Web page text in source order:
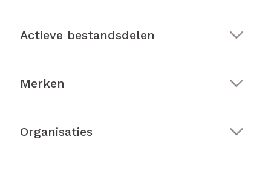
Actieve bestandsdelen
Merken
Organisaties